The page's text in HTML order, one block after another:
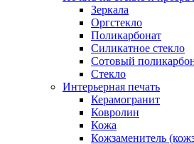
Зеркала
Оргстекло
Поликарбонат
Силикатное стекло
Сотовый
Стекло
Интерьерная печать
Керамогранит
Ковролин
Кожа
Кожзаменитель